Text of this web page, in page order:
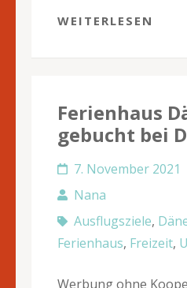
WEITERLESEN
Ferienhaus
gebucht bei
7. November 2021
Nana
Ausflugsziele,
Ferienhaus, Freizeit,
Werbung ohne